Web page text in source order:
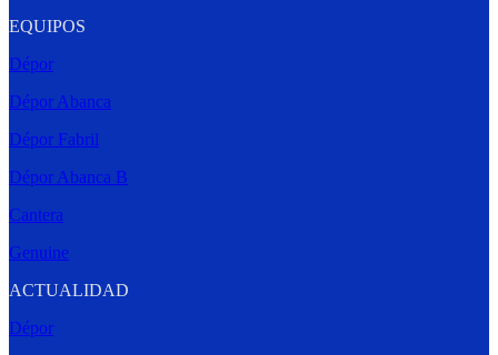
EQUIPOS
Dépor
Dépor Abanca
Dépor Fabril
Dépor Abanca B
Cantera
Genuine
ACTUALIDAD
Dépor